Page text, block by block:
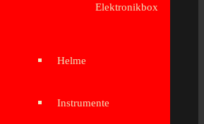
Elektronikbox
Helme
Instrumente